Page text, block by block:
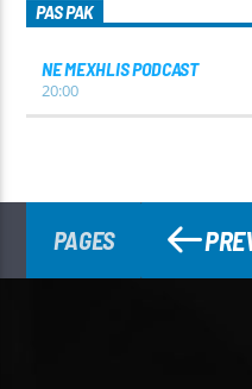
PAS PAK
NE MEXHLIS PODCAST
20:00
PAGES